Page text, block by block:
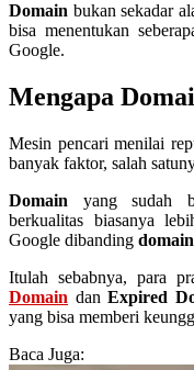
Domain bukan sekadar
bisa menentukan
Google.
Mengapa
Mesin pencari menilai
banyak faktor, salah
Domain yang sudah
berkualitas biasanya
Google dibanding domain
Itulah sebabnya, para
Domain danExpired
yang bisa memberi
Baca Juga: